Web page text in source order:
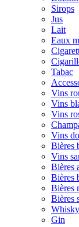
Sirops
Jus
Lait
Eaux
Tabac
Vins
Vins
Vins
Vins
Bières
Vins
Bières
Bières
Bières
Bières
Whisky
Gin